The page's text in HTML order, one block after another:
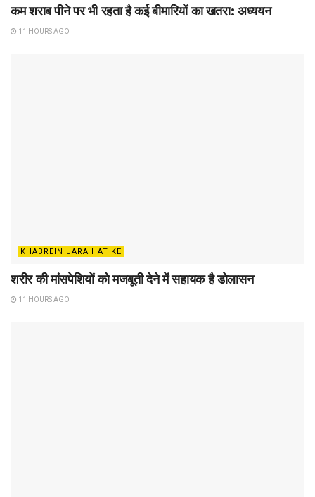
कम शराब पीने पर भी रहता है कई बीमारियों का खतरा: अध्ययन
11 HOURS AGO
KHABREIN JARA HAT KE
शरीर की मांसपेशियों को मजबूती देने में सहायक है डोलासन
11 HOURS AGO